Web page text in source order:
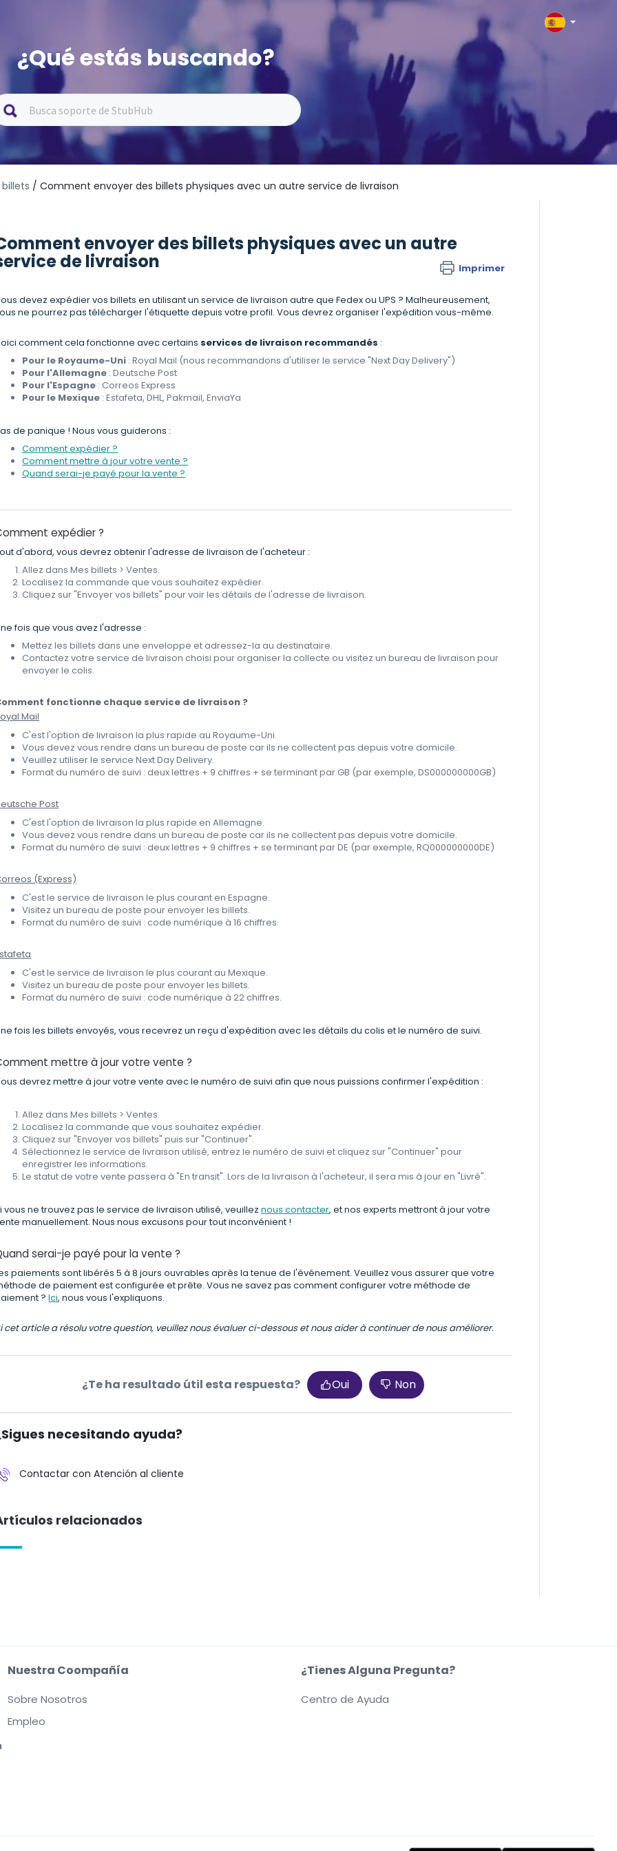
¿Qué estás buscando?
/ Comment envoyer des billets physiques avec un autre service de livraison
envoyer des billets physiques avec un autre
de livraison Imprimer
devez expédier vos billets en utilisant un service de livraison autre que Fedex ou UPS ? Malheureusement,
ne pourrez pas télécharger l'étiquette depuis votre profil. Vous devrez organiser l'expédition vous-même.
comment cela fonctionne avec certains services de livraison recommandés :
Pour le Royaume-Uni : Royal Mail (nous recommandons d'utiliser le service "Next Day Delivery")
Pour l'Allemagne : Deutsche Post
Pour l'Espagne : Correos Express
Pour le Mexique : Estafeta, DHL, Pakmail, EnviaYa
de panique ! Nous vous guiderons :
Comment expédier ?
Comment mettre à jour votre vente ?
Quand serai-je payé pour la vente ?
expédier ?
d'abord, vous devrez obtenir l'adresse de livraison de l'acheteur :
Allez dans Mes billets > Ventes.
Localisez la commande que vous souhaitez expédier.
Cliquez sur "Envoyer vos billets" pour voir les détails de l'adresse de livraison.
fois que vous avez l'adresse :
Mettez les billets dans une enveloppe et adressez-la au destinataire.
Contactez votre service de livraison choisi pour organiser la collecte ou visitez un bureau de livraison pour
envoyer le colis.
fonctionne chaque service de livraison ?
Mail
C'est l'option de livraison la plus rapide au Royaume-Uni.
Vous devez vous rendre dans un bureau de poste car ils ne collectent pas depuis votre domicile.
Veuillez utiliser le service Next Day Delivery.
Format du numéro de suivi : deux lettres + 9 chiffres + se terminant par GB (par exemple, DS000000000GB)
Post
C'est l'option de livraison la plus rapide en Allemagne.
Vous devez vous rendre dans un bureau de poste car ils ne collectent pas depuis votre domicile.
Format du numéro de suivi : deux lettres + 9 chiffres + se terminant par DE (par exemple, RQ000000000DE)
(Express)
C'est le service de livraison le plus courant en Espagne.
Visitez un bureau de poste pour envoyer les billets.
Format du numéro de suivi : code numérique à 16 chiffres.
C'est le service de livraison le plus courant au Mexique.
Visitez un bureau de poste pour envoyer les billets.
Format du numéro de suivi : code numérique à 22 chiffres.
fois les billets envoyés, vous recevrez un reçu d'expédition avec les détails du colis et le numéro de suivi.
mettre à jour votre vente ?
devrez mettre à jour votre vente avec le numéro de suivi afin que nous puissions confirmer l'expédition :
Allez dans Mes billets > Ventes.
Localisez la commande que vous souhaitez expédier.
Cliquez sur "Envoyer vos billets" puis sur "Continuer".
Sélectionnez le service de livraison utilisé, entrez le numéro de suivi et cliquez sur "Continuer" pour
enregistrer les informations.
Le statut de votre vente passera à "En transit". Lors de la livraison à l'acheteur, il sera mis à jour en "Livré".
vous ne trouvez pas le service de livraison utilisé, veuilleznous contacter, et nos experts mettront à jour votre
manuellement. Nous nous excusons pour tout inconvénient !
serai-je payé pour la vente ?
paiements sont libérés 5 à 8 jours ouvrables après la tenue de l'événement. Veuillez vous assurer que votre
de paiement est configurée et prête. Vous ne savez pas comment configurer votre méthode de
?Ici, nous vous l'expliquons.
cet article a résolu votre question, veuillez nous évaluer ci-dessous et nous aider à continuer de nous améliorer.
¿Te ha resultado útil esta respuesta? Oui Non
necesitando ayuda?
Contactar con Atención al cliente
relacionados
Nuestra Coompañía
Sobre Nosotros
Empleo
¿Tienes Alguna Pregunta?
Centro de Ayuda